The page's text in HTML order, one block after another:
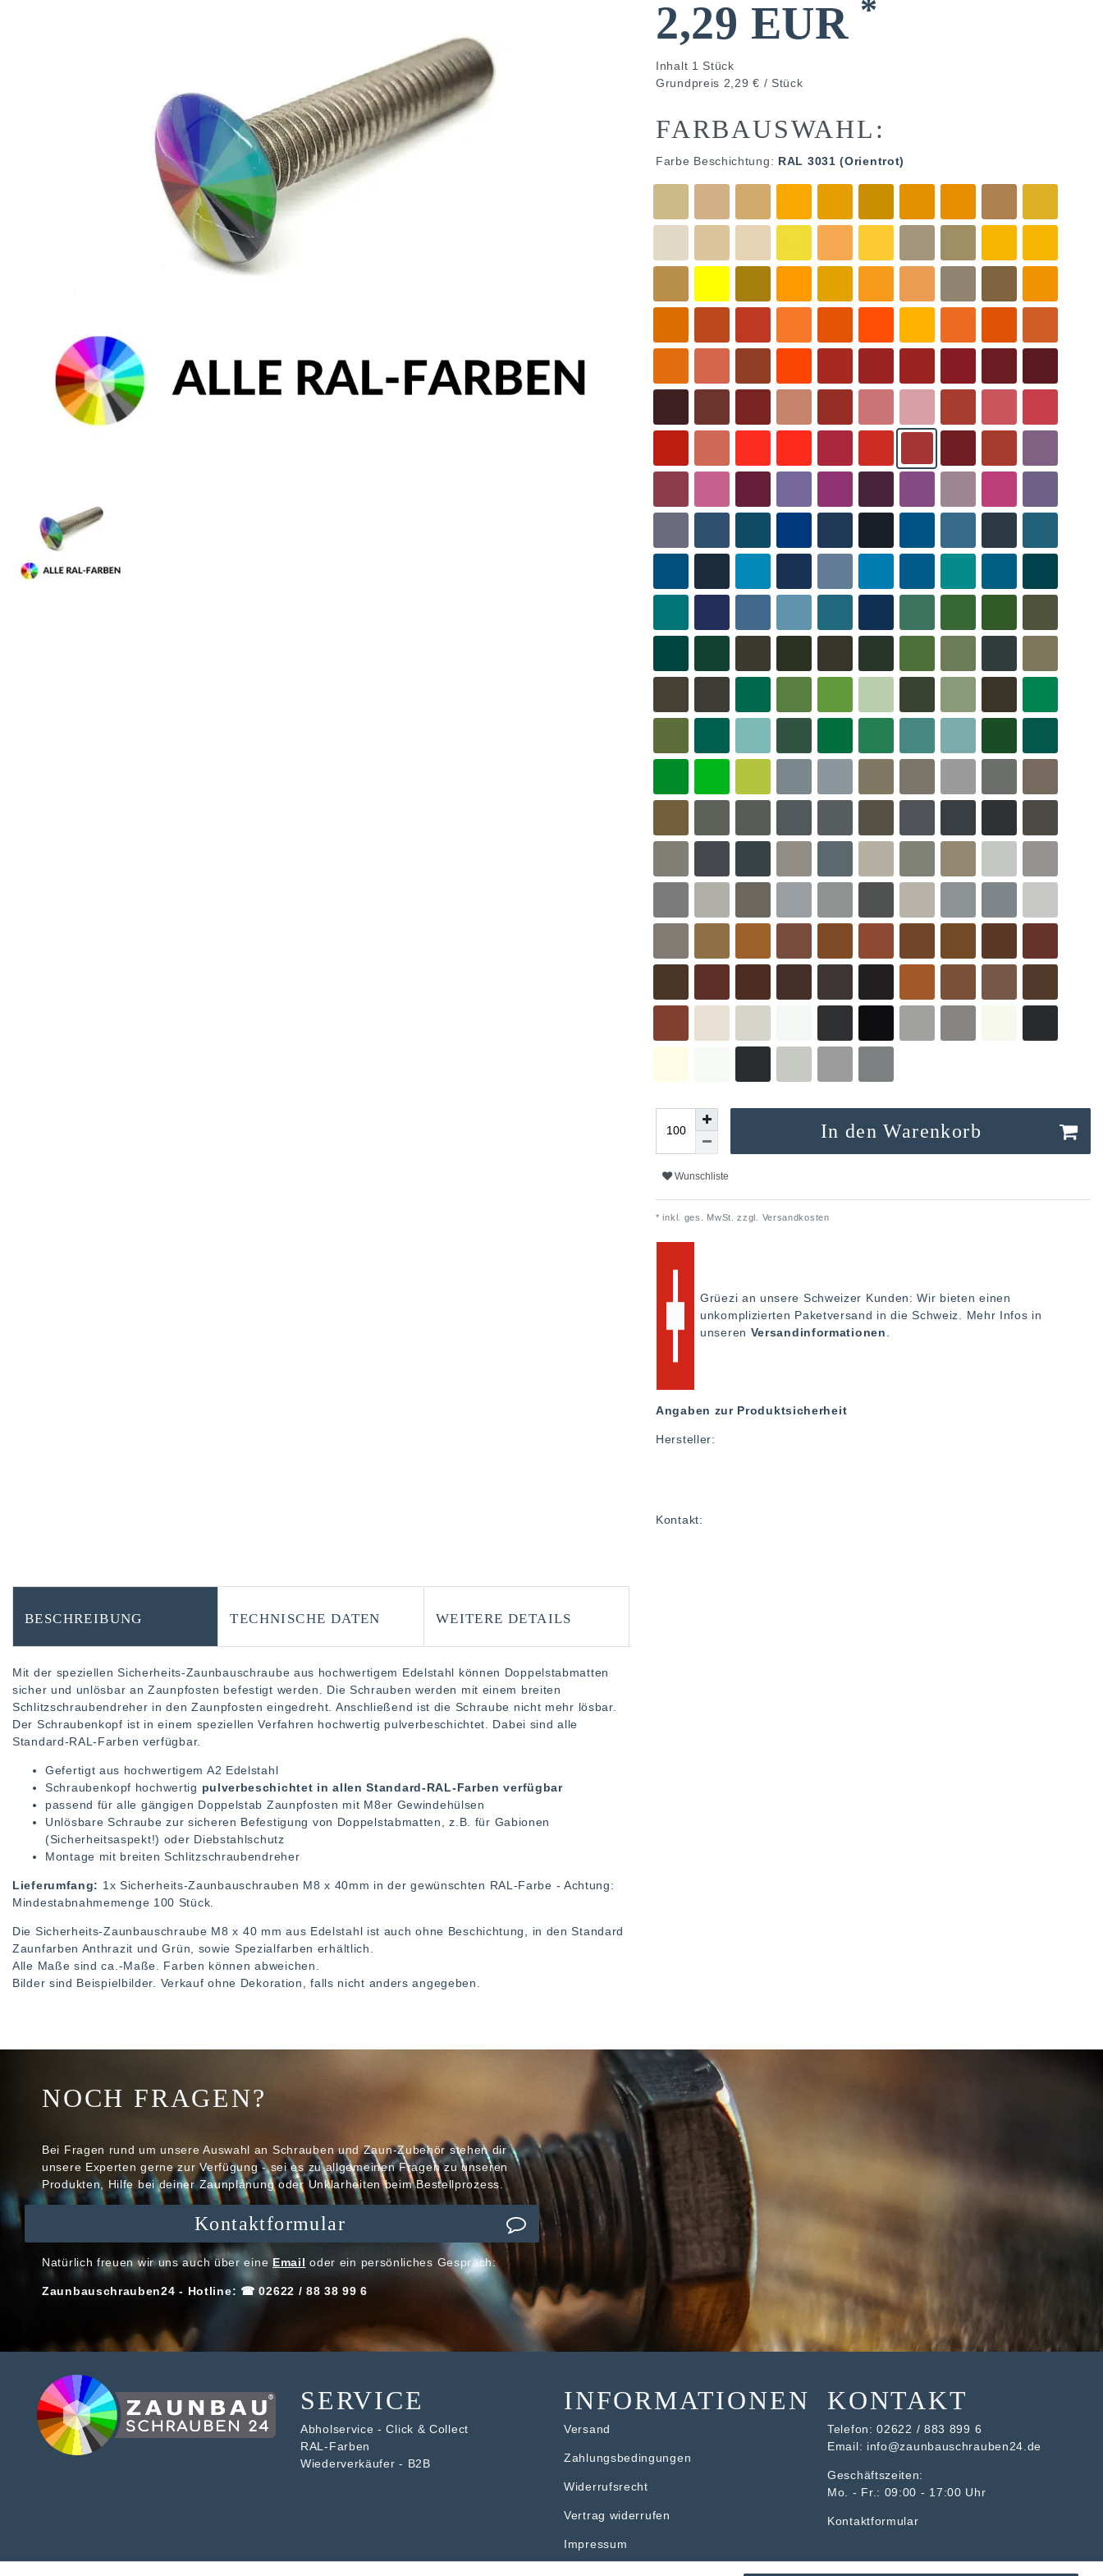
2,29 EUR *
Inhalt 1 Stück
Grundpreis 2,29 € / Stück
FARBAUSWAHL:
Farbe Beschichtung: RAL 3031 (Orientrot)
In den Warenkorb
Wunschliste
* inkl. ges. MwSt. zzgl. Versandkosten
Grüezi an unsere Schweizer Kunden: Wir bieten einen
unkomplizierten Paketversand in die Schweiz. Mehr Infos in
unseren Versandinformationen
Angaben zur Produktsicherheit
Hersteller:
Kontakt:
BESCHREIBUNG TECHNISCHE DATEN WEITERE DETAILS
Mit der speziellen Sicherheits-Zaunbauschraube aus hochwertigem Edelstahl können Doppelstabmatten
sicher und unlösbar an Zaunpfosten befestigt werden. Die Schrauben werden mit einem breiten
Schlitzschraubendreher in den Zaunpfosten eingedreht. Anschließend ist die Schraube nicht mehr lösbar.
Der Schraubenkopf ist in einem speziellen Verfahren hochwertig pulverbeschichtet. Dabei sind alle
Standard-RAL-Farben verfügbar.
Gefertigt aus hochwertigem A2 Edelstahl
Schraubenkopf hochwertig pulverbeschichtet in allen Standard-RAL-Farben verfügbar
passend für alle gängigen Doppelstab Zaunpfosten mit M8er Gewindehülsen
Unlösbare Schraube zur sicheren Befestigung von Doppelstabmatten, z.B. für Gabionen
(Sicherheitsaspekt!) oder Diebstahlschutz
Montage mit breiten Schlitzschraubendreher
Lieferumfang: 1x Sicherheits-Zaunbauschrauben M8 x 40mm in der gewünschten RAL-Farbe - Achtung:
Mindestabnahmemenge 100 Stück.
Die Sicherheits-Zaunbauschraube M8 x 40 mm aus Edelstahl ist auch ohne Beschichtung, in den Standard
Zaunfarben Anthrazit und Grün, sowie Spezialfarben erhältlich.
Alle Maße sind ca.-Maße. Farben können abweichen.
Bilder sind Beispielbilder. Verkauf ohne Dekoration, falls nicht anders angegeben.
NOCH FRAGEN?
Bei Fragen rund um unsere Auswahl an Schrauben und Zaun-Zubehör stehen dir
unsere Experten gerne zur Verfügung - sei es zu allgemeinen Fragen zu unseren
Produkten, Hilfe bei deiner Zaunplanung oder Unklarheiten beim Bestellprozess.
Kontaktformular
Natürlich freuen wir uns auch über eine Email oder ein persönliches Gespräch:
Zaunbauschrauben24 - Hotline: ☎ 02622 / 88 38 99 6
SERVICE
Abholservice - Click & Collect
RAL-Farben
Wiederverkäufer - B2B
INFORMATIONEN
Versand
Zahlungsbedingungen
Widerrufsrecht
Vertrag widerrufen
Impressum
KONTAKT
Telefon:02622 / 883 899 6
Email: info@zaunbauschrauben24.de
Geschäftszeiten:
Mo. - Fr.: 09:00 - 17:00 Uhr
Kontaktformular